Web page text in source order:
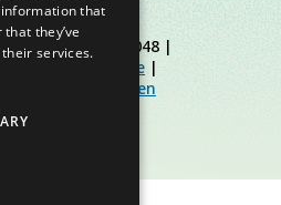
| C.F. 91019770048 |
Cookie-Richtlinie |
Richtlinien für den
that
they’ve
services.